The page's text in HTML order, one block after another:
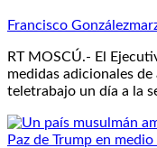
Francisco González
RT MOSCÚ.- El
medidas adicionales
teletrabajo un día a la